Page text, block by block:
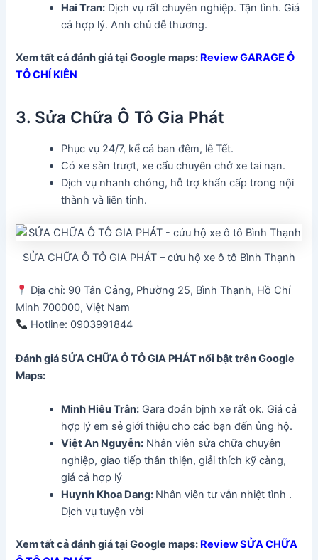
Hai Tran: Dịch vụ rất chuyên nghiệp. Tận tình. Giá
cả hợp lý. Anh chủ dễ thương.
Xem tất cả đánh giá tại Google maps: Review GARAGE Ô
TÔ CHÍ KIÊN
3. Sửa Chữa Ô Tô Gia Phát
Phục vụ 24/7, kể cả ban đêm, lễ Tết.
Có xe sàn trượt, xe cẩu chuyên chở xe tai nạn.
Dịch vụ nhanh chóng, hỗ trợ khẩn cấp trong nội
thành và liên tỉnh.
SỬA CHỮA Ô TÔ GIA PHÁT – cứu hộ xe ô tô Bình Thạnh
Địa chỉ: 90 Tân Cảng, Phường 25, Bình Thạnh, Hồ Chí
Minh 700000, Việt Nam
Hotline: 0903991844
Đánh giá SỬA CHỮA Ô TÔ GIA PHÁTnổi bật trên Google
Maps:
Minh Hiêu Trân: Gara đoán bịnh xe rất ok. Giá cả
hợp lý em sẻ giới thiệu cho các bạn đến ủng hộ.
Việt An Nguyễn: Nhân viên sửa chữa chuyên
nghiệp, giao tiếp thân thiện, giải thích kỹ càng,
giá cả hợp lý
Huynh Khoa Dang: Nhân viên tư vẫn nhiệt tình .
Dịch vụ tuyện vời
Xem tất cả đánh giá tại Google maps: Review SỬA CHỮA